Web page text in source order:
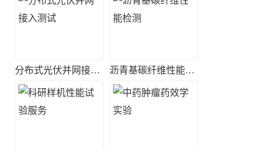
分布式光伏并网接入测试 沥青基碳纤维性能检测